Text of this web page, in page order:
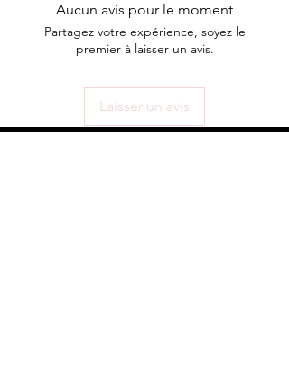
Flawless! Grandeur 14 mm
Aucun avis pour le moment
Partagez votre expérience, soyez le
premier à laisser un avis.
Laisser un avis